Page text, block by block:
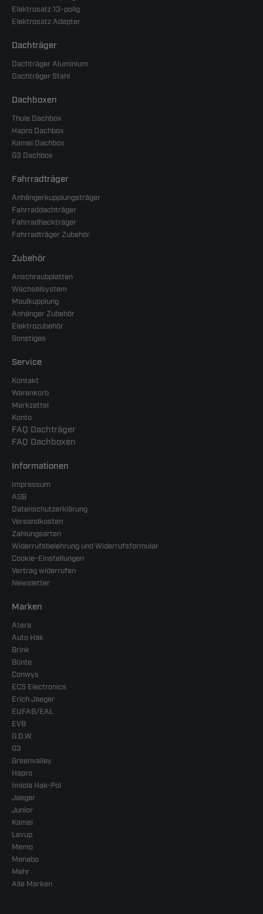
Elektrosatz 13-polig
Elektrosatz Adapter
Dachträger
Dachträger Aluminium
Dachträger Stahl
Dachboxen
Thule Dachbox
Hapro Dachbox
Kamei Dachbox
G3 Dachbox
Fahrradträger
Anhängerkupplungsträger
Fahrraddachträger
Fahrradheckträger
Fahrradträger Zubehör
Zubehör
Anschraubplatten
Wechselsystem
Maulkupplung
Anhänger Zubehör
Elektrozubehör
Sonstiges
Service
Kontakt
Warenkorb
Merkzettel
Konto
FAQ Dachträger
FAQ Dachboxen
Informationen
Impressum
AGB
Datenschutzerklärung
Versandkosten
Zahlungsarten
Widerrufsbelehrung und Widerrufsformular
Cookie-Einstellungen
Vertrag widerrufen
Newsletter
Marken
Atera
Auto Hak
Brink
Bünte
Conwys
ECS Electronics
Erich Jaeger
EUFAB/EAL
EVB
G.D.W.
G3
Greenvalley
Hapro
Imiola Hak-Pol
Jaeger
Junior
Kamei
Levup
Memo
Menabo
Mehr
Alle Marken